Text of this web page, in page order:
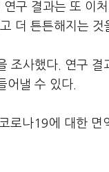
구 결과는 또 이
더 튼튼해지는 것
조사했다. 연구 결
어낼 수 있다.
로나19에 대한 면